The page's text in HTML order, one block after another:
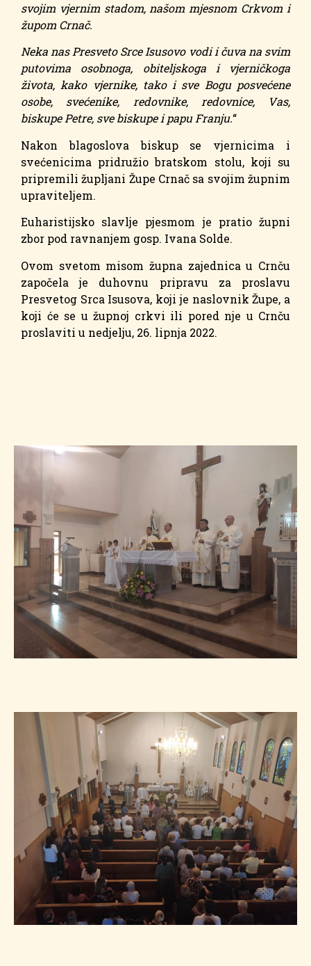
svojim vjernim stadom, našom mjesnom Crkvom i
župom Crnač.
Neka nas Presveto Srce Isusovo vodi i čuva na svim
putovima osobnoga, obiteljskoga i vjerničkoga
života, kako vjernike, tako i sve Bogu posvećene
osobe, svećenike, redovnike, redovnice, Vas,
biskupe Petre, sve biskupe i papu Franju.“
Nakon blagoslova biskup se vjernicima i
svećenicima pridružio bratskom stolu, koji su
pripremili župljani Župe Crnač sa svojim župnim
upraviteljem.
Euharistijsko slavlje pjesmom je pratio župni
zbor pod ravnanjem gosp. Ivana Solde.
Ovom svetom misom župna zajednica u Crnču
započela je duhovnu pripravu za proslavu
Presvetog Srca Isusova, koji je naslovnik Župe, a
koji će se u župnoj crkvi ili pored nje u Crnču
proslaviti u nedjelju, 26. lipnja 2022.